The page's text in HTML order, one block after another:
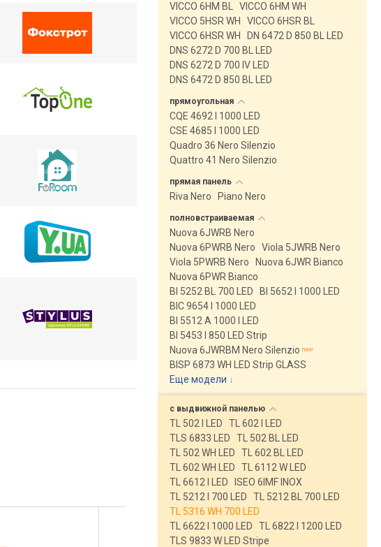
VICCO 6HM BL
VICCO 6HM WH
VICCO 5HSR WH
VICCO 6HSR BL
VICCO 6HSR WH
DN 6472 D 850 BL LED
DNS 6272 D 700 BL LED
DNS 6272 D 700 IV LED
DNS 6472 D 850 BL LED
прямоугольная
CQE 4692 I 1000 LED
CSE 4685 I 1000 LED
Quadro 36 Nero Silenzio
Quattro 41 Nero Silenzio
прямая панель
Riva Nero Piano Nero
полновстраиваемая
Nuova 6JWRB Nero
Nuova 6PWRB Nero
Viola 5JWRB Nero
Viola 5PWRB Nero
Nuova 6JWR Bianco
Nuova 6PWR Bianco
BI 5252 BL 700 LED
BI 5652 I 1000 LED
BIC 9654 I 1000 LED
BI 5512 A 1000 I LED
BI 5453 I 850 LED Strip
Nuova 6JWRBM Nero Silenzio
BISP 6873 WH LED Strip GLASS
Еще модели ↓
с выдвижной панелью
TL 502 I LED
TL 602 I LED
TLS 6833 LED
TL 502 BL LED
TL 502 WH LED
TL 602 BL LED
TL 602 WH LED
TL 6112 W LED
TL 6612 I LED
ISEO 6IMF INOX
TL 5212 I 700 LED
TL 5212 BL 700 LED
TL 5316 WH 700 LED
TL 6622 I 1000 LED
TL 6822 I 1200 LED
TLS 9833 W LED Stripe